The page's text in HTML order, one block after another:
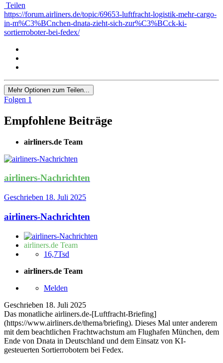
Teilen
https://forum.airliners.de/topic/69653-luftfracht-logistik-mehr-cargo-
in-m%C3%BCnchen-dnata-zieht-sich-zur%C3%BCck-ki-
sortierroboter-bei-fedex/
Mehr Optionen zum Teilen...
Folgen 1
Empfohlene Beiträge
airliners.de Team
airliners-Nachrichten
Geschrieben 18. Juli 2025
airliners-Nachrichten
airliners.de Team
16,7Tsd
airliners.de Team
Melden
Geschrieben 18. Juli 2025
Das monatliche airliners.de-[Luftfracht-Briefing]
(https://www.airliners.de/thema/briefing). Dieses Mal unter anderem
mit dem beachtlichen Frachtwachstum am Flughafen München, dem
Ende von Dnata in Deutschland und dem Einsatz von KI-
gesteuerten Sortierrobotern bei Fedex.